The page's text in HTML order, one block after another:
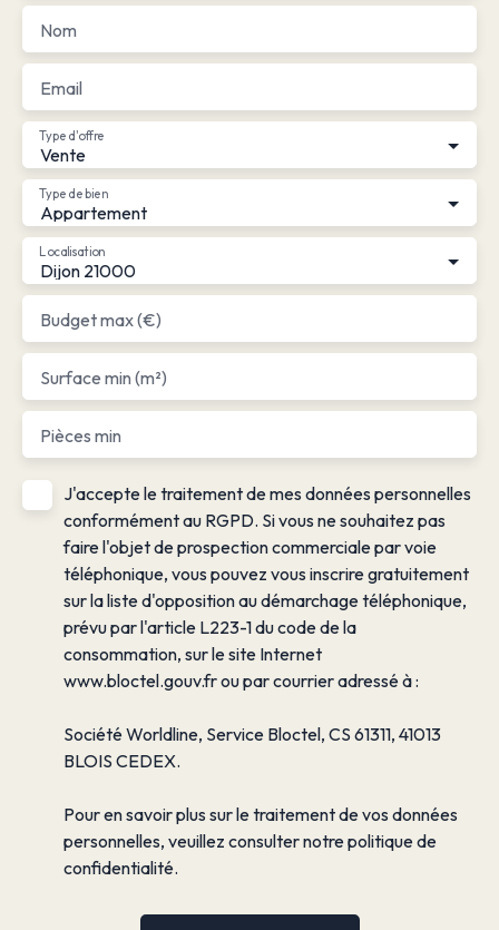
Nom
Email
Vente
Type d'offre
Appartement
Type de bien
Dijon 21000
Localisation
Budget max (€)
Surface min (m²)
Pièces min
J'accepte le traitement de mes données personnelles
conformément au RGPD. Si vous ne souhaitez pas
faire l'objet de prospection commerciale par voie
téléphonique, vous pouvez vous inscrire gratuitement
sur la liste d'opposition au démarchage téléphonique,
prévu par l'article L223-1 du code de la
consommation, sur le site Internet
www.bloctel.gouv.fr ou par courrier adressé à :
Société Worldline, Service Bloctel, CS 61311, 41013
BLOIS CEDEX.
Pour en savoir plus sur le traitement de vos données
personnelles, veuillez consulter notrepolitique de
confidentialité.